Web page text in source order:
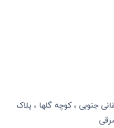
جنوبی ، کوچه گلها ، پلاک